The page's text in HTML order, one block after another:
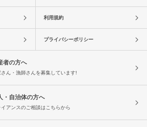
利用規約
プライバシーポリシー
者の方へ
さん・漁師さんを募集しています!
・自治体の方へ
イアンスのご相談はこちらから